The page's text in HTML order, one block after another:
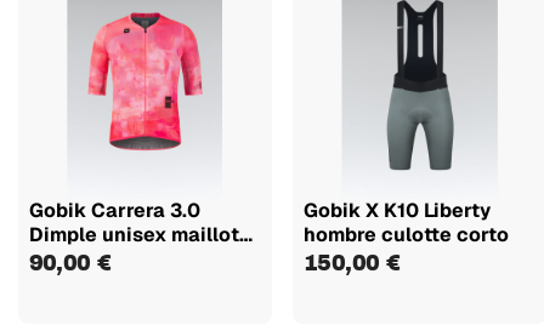
Gobik Carrera 3.0
Dimple unisex maillot
manga...
90,00 €
Gobik X K10 Liberty
hombre culotte corto
150,00 €